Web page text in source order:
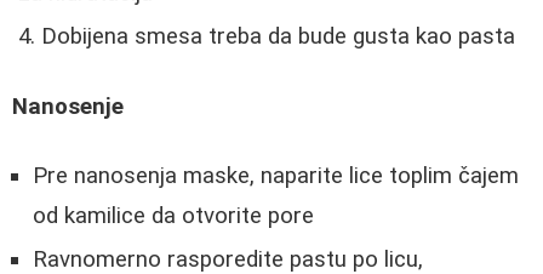
Dobijena smesa treba da bude gusta kao pasta
Nanosenje
Pre nanosenja maske, naparite lice toplim čajem
od kamilice da otvorite pore
Ravnomerno rasporedite pastu po licu,